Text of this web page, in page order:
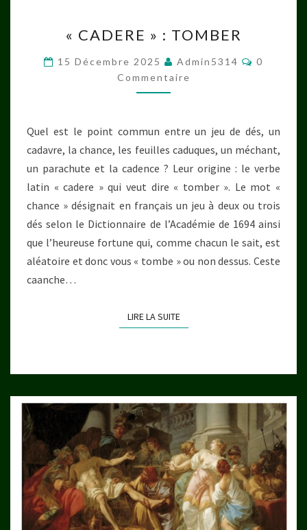
:
TOMBER
« CADERE » : TOMBER
15 Décembre 2025 Admin5314
0
Commentaire
Quel est le point commun entre un jeu de dés, un
cadavre, la chance, les feuilles caduques, un méchant,
un parachute et la cadence ? Leur origine : le verbe
latin « cadere » qui veut dire « tomber ». Le mot «
chance » désignait en français un jeu à deux ou trois
dés selon le Dictionnaire de l’Académie de 1694 ainsi
que l’heureuse fortune qui, comme chacun le sait, est
aléatoire et donc vous « tombe » ou non dessus. Ceste
caanche…
LIRE LA SUITELIRE LA SUITE